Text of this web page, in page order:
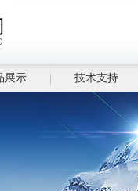
展示 技术支持